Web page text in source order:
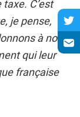
C’est
je pense,
à nos
qui leur
française